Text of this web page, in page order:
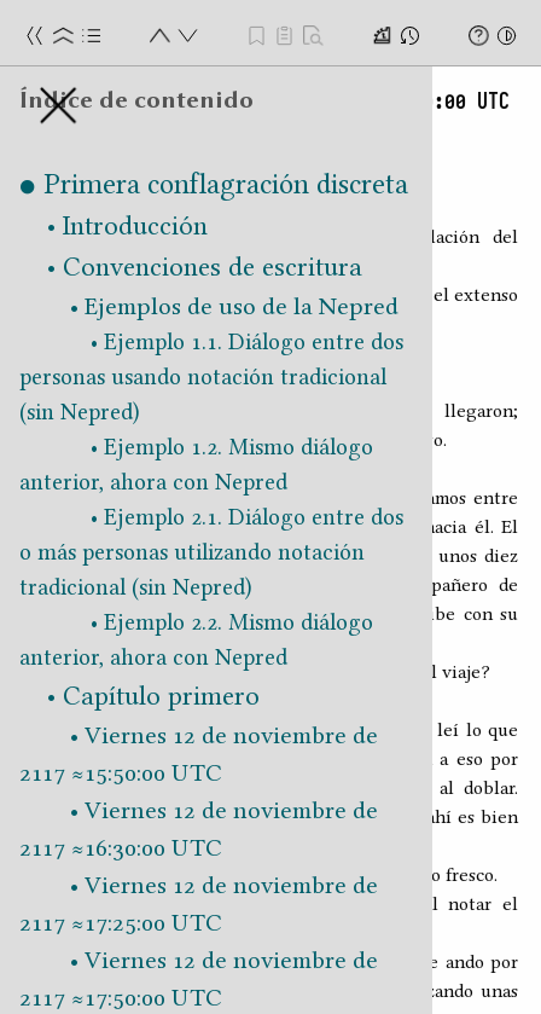
Importante: las anotaciones se almacenan
localmente, en tu navegador, si borras los
archivos temporales se pierden. Si las quieres
conservar las puedes exportar.
No se ha creado ninguna anotación.
Búsqueda global
Índice de contenido
Primera conflagración discreta
Introducción
Convenciones de escritura
Ejemplos de uso de la Nepred
Ejemplo 1.1. Diálogo entre dos
personas usando notación tradicional
(sin Nepred)
Ejemplo 1.2. Mismo diálogo
anterior, ahora con Nepred
Ejemplo 2.1. Diálogo entre dos
o más personas utilizando notación
tradicional (sin Nepred)
Ejemplo 2.2. Mismo diálogo
anterior, ahora con Nepred
Capítulo primero
Viernes 12 de noviembre de
2117 ≈15:50:00 UTC
Viernes 12 de noviembre de
2117 ≈16:30:00 UTC
Viernes 12 de noviembre de
2117 ≈17:25:00 UTC
Viernes 12 de noviembre de
2117 ≈17:50:00 UTC
discreta
Sábado 13 de noviembre de 2117 ≈20:10:00 UTC
René se comporta al despedirse de la tripulación del
Carcará.
Acto seguido, nos encaminamos a tierra firme por el extenso
muelle. Mientras caminamos, me llama Yuca.
···¡Epa, Juan!
‐··¡Epa!, ya te levantaste, ¿no?
···Escucha, estoy aquí en el cabo, vi que ya llegaron;
vénganse hasta la base del faro para mostrarles algo.
‐··De acuerdo.
Le comento a René que Yuca nos espera y avanzamos entre
los callejones de cabo San Román en dirección hacia él. El
recorrido desde el muelle hasta el faro nos toma unos diez
minutos; es fácil avistar a mi corpulento compañero de
torbia desde la distancia, y al alcanzarlo nos recibe con su
habitual cordialidad.
―Hola, amigos ―nos saluda y abraza― ¿Qué tal el viaje?
―Todo bien, hermano. ¿Tú conoces a René?
―Por supuesto, ya nos hemos visto. Mira, locote, leí lo que
me enviaste; les quiero mostrar algo en relación a eso por
aquí mismo, en el comedero de Gorgonio, aquí al doblar.
Vamos y de paso los invito a comer pescado, que ahí es bien
bueno.
―¡Excelente! ―dice René―, nada como el pescado fresco.
1 ―apunta Yuca al notar el
entusiasmo de René por la comida.
―No, hermano ―aclara el referido―, yo creo que ando por
3NAo 4NA , no recuerdo bien, pero estoy comenzando unas